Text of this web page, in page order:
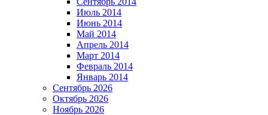
Июль 2014
Июнь 2014
Май 2014
Апрель 2014
Март 2014
Февраль 2014
Январь 2014
Сентябрь 2026
Октябрь 2026
Ноябрь 2026